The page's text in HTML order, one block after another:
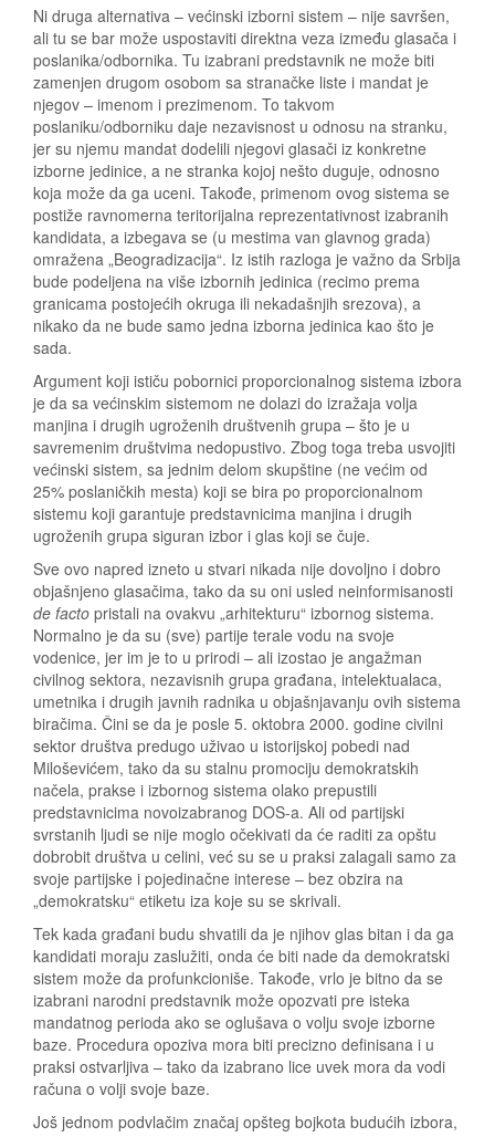
Ni druga alternativa – većinski izborni sistem – nije savršen,
ali tu se bar može uspostaviti direktna veza između glasača i
poslanika/odbornika. Tu izabrani predstavnik ne može biti
zamenjen drugom osobom sa stranačke liste i mandat je
njegov – imenom i prezimenom. To takvom
poslaniku/odborniku daje nezavisnost u odnosu na stranku,
jer su njemu mandat dodelili njegovi glasači iz konkretne
izborne jedinice, a ne stranka kojoj nešto duguje, odnosno
koja može da ga uceni. Takođe, primenom ovog sistema se
postiže ravnomerna teritorijalna reprezentativnost izabranih
kandidata, a izbegava se (u mestima van glavnog grada)
omražena „Beogradizacija“. Iz istih razloga je važno da Srbija
bude podeljena na više izbornih jedinica (recimo prema
granicama postojećih okruga ili nekadašnjih srezova), a
nikako da ne bude samo jedna izborna jedinica kao što je
sada.
Argument koji ističu pobornici proporcionalnog sistema izbora
je da sa većinskim sistemom ne dolazi do izražaja volja
manjina i drugih ugroženih društvenih grupa – što je u
savremenim društvima nedopustivo. Zbog toga treba usvojiti
većinski sistem, sa jednim delom skupštine (ne većim od
25% poslaničkih mesta) koji se bira po proporcionalnom
sistemu koji garantuje predstavnicima manjina i drugih
ugroženih grupa siguran izbor i glas koji se čuje.
Sve ovo napred izneto u stvari nikada nije dovoljno i dobro
objašnjeno glasačima, tako da su oni usled neinformisanosti
de facto pristali na ovakvu „arhitekturu“ izbornog sistema.
Normalno je da su (sve) partije terale vodu na svoje
vodenice, jer im je to u prirodi – ali izostao je angažman
civilnog sektora, nezavisnih grupa građana, intelektualaca,
umetnika i drugih javnih radnika u objašnjavanju ovih sistema
biračima. Čini se da je posle 5. oktobra 2000. godine civilni
sektor društva predugo uživao u istorijskoj pobedi nad
Miloševićem, tako da su stalnu promociju demokratskih
načela, prakse i izbornog sistema olako prepustili
predstavnicima novoizabranog DOS-a. Ali od partijski
svrstanih ljudi se nije moglo očekivati da će raditi za opštu
dobrobit društva u celini, već su se u praksi zalagali samo za
svoje partijske i pojedinačne interese – bez obzira na
„demokratsku“ etiketu iza koje su se skrivali.
Tek kada građani budu shvatili da je njihov glas bitan i da ga
kandidati moraju zaslužiti, onda će biti nade da demokratski
sistem može da profunkcioniše. Takođe, vrlo je bitno da se
izabrani narodni predstavnik može opozvati pre isteka
mandatnog perioda ako se oglušava o volju svoje izborne
baze. Procedura opoziva mora biti precizno definisana i u
praksi ostvarljiva – tako da izabrano lice uvek mora da vodi
računa o volji svoje baze.
Još jednom podvlačim značaj opšteg bojkota budućih izbora,